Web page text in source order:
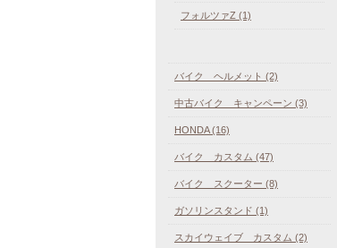
フォルツァZ (1)
バイク ヘルメット (2)
中古バイク キャンペーン (3)
HONDA (16)
バイク カスタム (47)
バイク スクーター (8)
ガソリンスタンド (1)
スカイウェイブ カスタム (2)